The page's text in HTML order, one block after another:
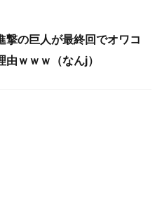
撃の巨人が最終回でオワコ
由ｗｗｗ（なんj）